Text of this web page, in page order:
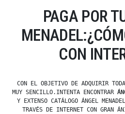
PAGA POR
CON
CON EL OBJETIVO DE ADQUIRIR
MUY SENCILLO.INTENTA ENCONTRAR
Y EXTENSO CATÁLOGO ÁNGEL
TRAVÉS DE INTERNET CON GRAN